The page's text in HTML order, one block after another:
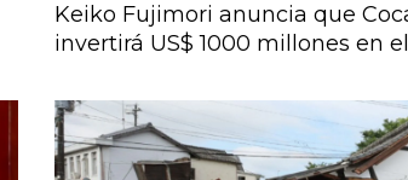
Keiko Fujimori anuncia que
invertirá US$ 1000 millones en